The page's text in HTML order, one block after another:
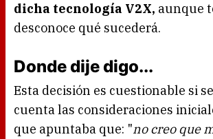
dicha tecnología V2X, aunque
desconoce qué sucederá.
Donde dije digo...
Esta decisión es cuestionable si
cuenta las consideraciones
que apuntaba que: "no creo que